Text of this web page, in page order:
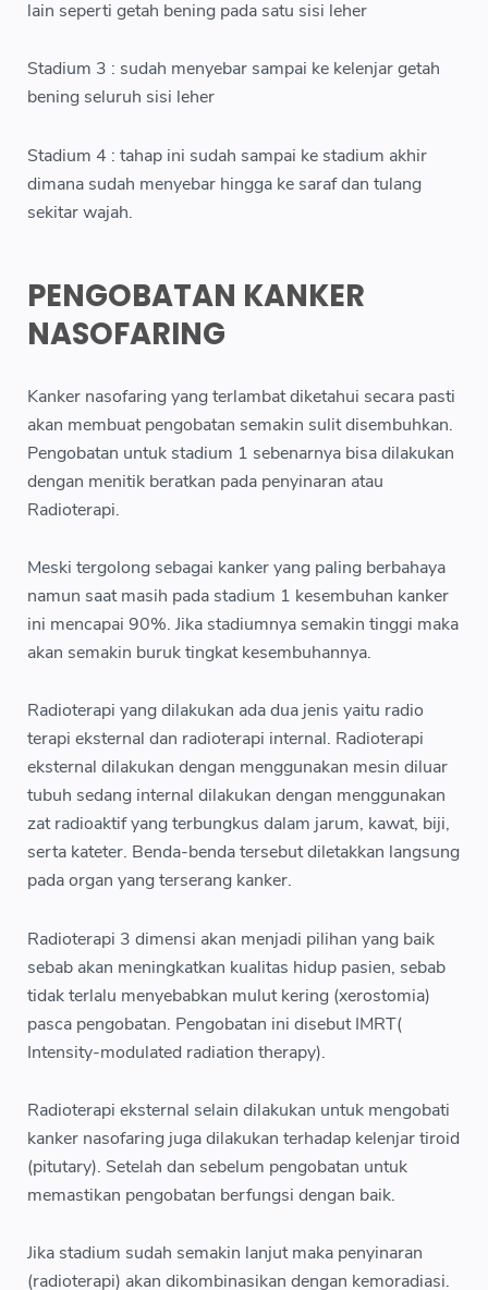
lain seperti getah bening pada satu sisi leher
Stadium 3 : sudah menyebar sampai ke kelenjar getah
bening seluruh sisi leher
Stadium 4 : tahap ini sudah sampai ke stadium akhir
dimana sudah menyebar hingga ke saraf dan tulang
sekitar wajah.
PENGOBATAN KANKER
NASOFARING
Kanker nasofaring yang terlambat diketahui secara pasti
akan membuat pengobatan semakin sulit disembuhkan.
Pengobatan untuk stadium 1 sebenarnya bisa dilakukan
dengan menitik beratkan pada penyinaran atau
Radioterapi.
Meski tergolong sebagai kanker yang paling berbahaya
namun saat masih pada stadium 1 kesembuhan kanker
ini mencapai 90%. Jika stadiumnya semakin tinggi maka
akan semakin buruk tingkat kesembuhannya.
Radioterapi yang dilakukan ada dua jenis yaitu radio
terapi eksternal dan radioterapi internal. Radioterapi
eksternal dilakukan dengan menggunakan mesin diluar
tubuh sedang internal dilakukan dengan menggunakan
zat radioaktif yang terbungkus dalam jarum, kawat, biji,
serta kateter. Benda-benda tersebut diletakkan langsung
pada organ yang terserang kanker.
Radioterapi 3 dimensi akan menjadi pilihan yang baik
sebab akan meningkatkan kualitas hidup pasien, sebab
tidak terlalu menyebabkan mulut kering (xerostomia)
pasca pengobatan. Pengobatan ini disebut IMRT(
Intensity-modulated radiation therapy).
Radioterapi eksternal selain dilakukan untuk mengobati
kanker nasofaring juga dilakukan terhadap kelenjar tiroid
(pitutary). Setelah dan sebelum pengobatan untuk
memastikan pengobatan berfungsi dengan baik.
Jika stadium sudah semakin lanjut maka penyinaran
(radioterapi) akan dikombinasikan dengan kemoradiasi.